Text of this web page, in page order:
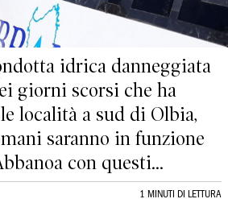
idrica danneggiata
giorni scorsi che ha
località a sud di Olbia,
saranno in funzione
con questi...
1 MINUTI DI LETTURA